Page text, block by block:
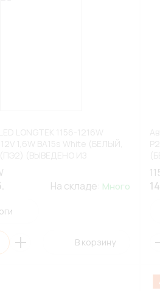
На складе: Много
В корзину